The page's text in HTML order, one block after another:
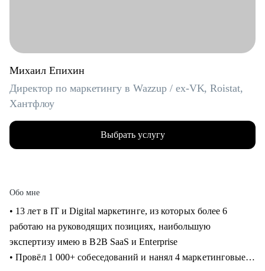
Михаил Епихин
Директор по маркетингу в Wazzup / ex-VK, Roistat,
Хантфлоу
Выбрать услугу
Обо мне
• 13 лет в IT и Digital маркетинге, из которых более 6
работаю на руководящих позициях, наибольшую
экспертизу имею в B2B SaaS и Enterprise
• Провёл 1 000+ собеседований и нанял 4 маркетинговые